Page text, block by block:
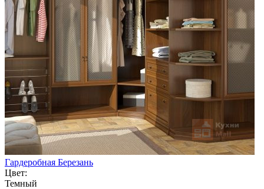
Гардеробная Березань
Цвет:
Темный